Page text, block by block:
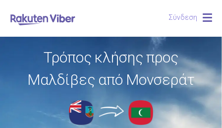
Σύνδεση
Τρόπος κλήσης προς
Μαλδίβες από Μονσεράτ